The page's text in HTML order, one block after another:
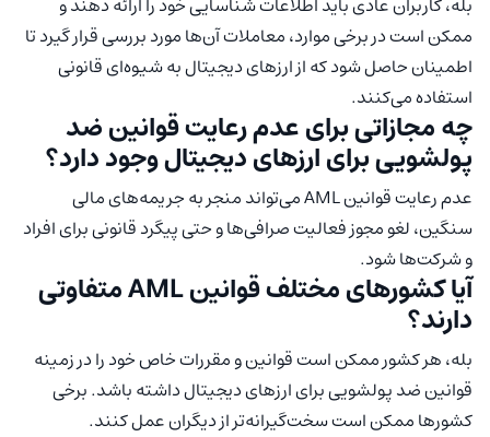
ممکن است در برخی موارد، معاملات آن‌ها مورد بررسی قرار گیرد تا
اطمینان حاصل شود که از ارزهای دیجیتال به شیوه‌ای قانونی
استفاده می‌کنند.
چه مجازاتی برای عدم رعایت قوانین ضد
پولشویی برای ارزهای دیجیتال وجود دارد؟
عدم رعایت قوانین AML می‌تواند منجر به جریمه‌های مالی
سنگین، لغو مجوز فعالیت صرافی‌ها و حتی پیگرد قانونی برای افراد
و شرکت‌ها شود.
آیا کشورهای مختلف قوانین AML متفاوتی
دارند؟
بله، هر کشور ممکن است قوانین و مقررات خاص خود را در زمینه
قوانین ضد پولشویی برای ارزهای دیجیتال داشته باشد. برخی
کشورها ممکن است سخت‌گیرانه‌تر از دیگران عمل کنند.